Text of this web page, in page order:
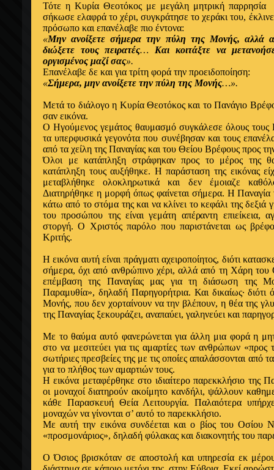
Τότε η Κυρία Θεοτόκος με μεγάλη μητρική παρρησία
σήκωσε ελαφρά το χέρι, συγκράτησε το χεράκι του, έκλινε
πρόσωπο και επανέλαβε πιο έντονα:
«Μην ανοίξετε σήμερα την πύλη της Μονής, αλλά
διώξετε τους πειρατές… Και κοιτάξτε να
οργισμένος μαζί σας».
Επανέλαβε δε και για τρίτη φορά την προειδοποίηση:
«Σήμερα, μην ανοίξετε την πύλη της Μονής…».
Μετά το διάλογο η Κυρία Θεοτόκος και το Πανάγιο
σαν εικόνα.
Ο Ηγούμενος γεμάτος θαυμασμό συγκάλεσε όλους τους
τα υπερφυσικά γεγονότα που συνέβησαν και τους
από τα χείλη της Παναγίας και του Θείου Βρέφους προς
Όλοι με κατάπληξη στράφηκαν προς το μέρος της
κατάπληξη τους αυξήθηκε. Η παράσταση της εικόνας
μεταβλήθηκε ολοκληρωτικά και δεν έμοιαζε
Διατηρήθηκε η μορφή όπως φαίνεται σήμερα. Η Παναγία
κάτω από το στόμα της και να κλίνει το κεφάλι της
του προσώπου της είναι γεμάτη απέραντη επιείκεια,
στοργή. Ο Χριστός παρόλο που παριστάνεται ως
Κριτής.
Η εικόνα αυτή είναι πράγματι αχειροποίητος, διότι
σήμερα, όχι από ανθρώπινο χέρι, αλλά από τη Χάρη του
επέμβαση της Παναγίας μας για τη διάσωση της
Παραμυθία», δηλαδή Παρηγορήτρια. Και δικαίως· διότι
Μονής, που δεν χορταίνουν να την βλέπουν, η θέα της
της Παναγίας ξεκουράζει, αναπαύει, γαληνεύει και
Με το θαύμα αυτό φανερώνεται για άλλη μια φορά η
στο να μεσιτεύει για τις αμαρτίες των ανθρώπων «προς
σωτήριες πρεσβείες της με τις οποίες απαλάσσονται από
για το πλήθος των αμαρτιών τους.
Η εικόνα μεταφέρθηκε στο ιδιαίτερο παρεκκλήσιο της
οι μοναχοί διατηρούν ακοίμητο κανδήλι, ψάλλουν
κάθε Παρασκευή Θεία Λειτουργία. Παλαιότερα
μοναχών να γίνονται σ’ αυτό το παρεκκλήσιο.
Με αυτή την εικόνα συνδέεται και ο βίος του Οσίου
«προσμονάριος», δηλαδή φύλακας και διακονητής του
Ο Όσιος βρισκόταν σε αποστολή και υπηρεσία εκ